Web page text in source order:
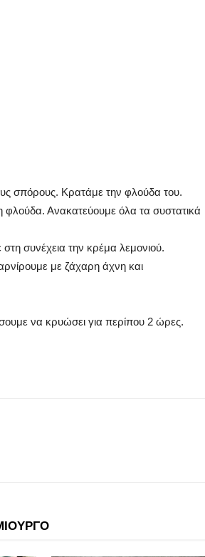
σπόρους. Κρατάμε την φλούδα του.
φλούδα. Ανακατεύουμε όλα τα συστατικά
συνέχεια την κρέμα λεμονιού.
με ζάχαρη άχνη και
να κρυώσει για περίπου 2 ώρες.